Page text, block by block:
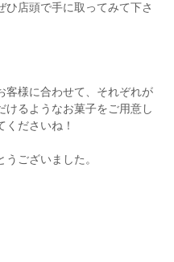
店頭で手に取ってみて下さ
客様に合わせて、それぞれが
けるようなお菓子をご用意し
ださいね！
ございました。